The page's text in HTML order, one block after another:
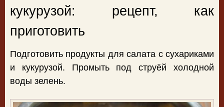
кукурузой: рецепт, как
приготовить
Подготовить продукты для салата с сухариками
и кукурузой. Промыть под струёй холодной
воды зелень.